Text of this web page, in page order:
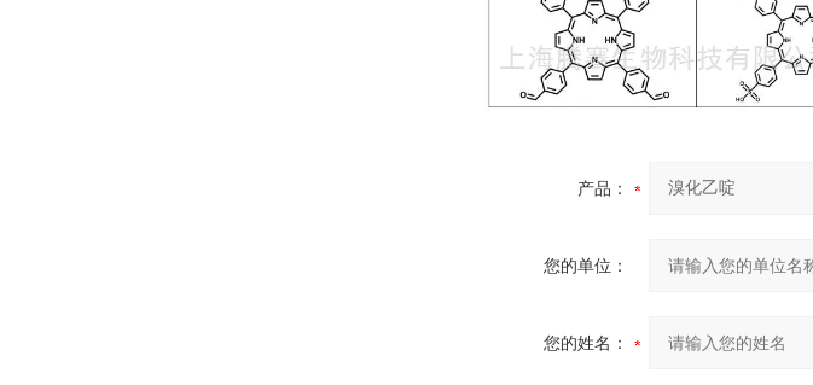
产品：
您的单位：
您的姓名：